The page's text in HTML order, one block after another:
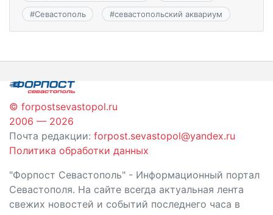
#Севастополь #севастопольский аквариум
© forpostsevastopol.ru
2006 — 2026
Почта редакции: forpost.sevastopol@yandex.ru
Политика обработки данных
"Форпост Севастополь" - Информационный портал
Севастополя. На сайте всегда актуальная лента
свежих новостей и событий последнего часа в